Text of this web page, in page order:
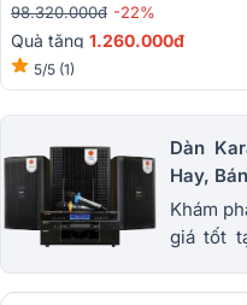
98.320.000đ -22%
Quà tặng 1.260.000đ
5/5 (1)
Dàn
Hay,
Khám
giá tốt
chạy